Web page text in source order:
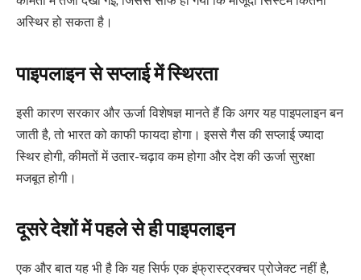
अस्थिर हो सकता है।
पाइपलाइन से सप्लाई में स्थिरता
इसी कारण सरकार और ऊर्जा विशेषज्ञ मानते हैं कि अगर यह पाइपलाइन बन
जाती है, तो भारत को काफी फायदा होगा। इससे गैस की सप्लाई ज्यादा
स्थिर होगी, कीमतों में उतार-चढ़ाव कम होगा और देश की ऊर्जा सुरक्षा
मजबूत होगी।
दूसरे देशों में पहले से ही पाइपलाइन
एक और बात यह भी है कि यह सिर्फ एक इंफ्रास्ट्रक्चर प्रोजेक्ट नहीं है,